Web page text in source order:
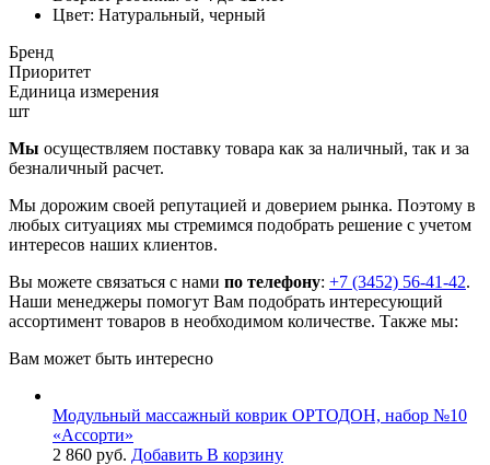
Цвет: Натуральный, черный
Бренд
Приоритет
Единица измерения
шт
Мы осуществляем поставку товара как за наличный, так и за
безналичный расчет.
Мы дорожим своей репутацией и доверием рынка. Поэтому в
любых ситуациях мы стремимся подобрать решение с учетом
интересов наших клиентов.
Вы можете связаться с нами по телефону: +7 (3452) 56-41-42.
Наши менеджеры помогут Вам подобрать интересующий
ассортимент товаров в необходимом количестве. Также мы:
Вам может быть интересно
Модульный массажный коврик ОРТОДОН, набор №10
«Ассорти»
2 860 руб. Добавить В корзину